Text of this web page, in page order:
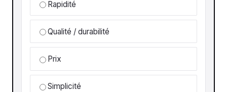
Rapidité
Qualité / durabilité
Prix
Simplicité